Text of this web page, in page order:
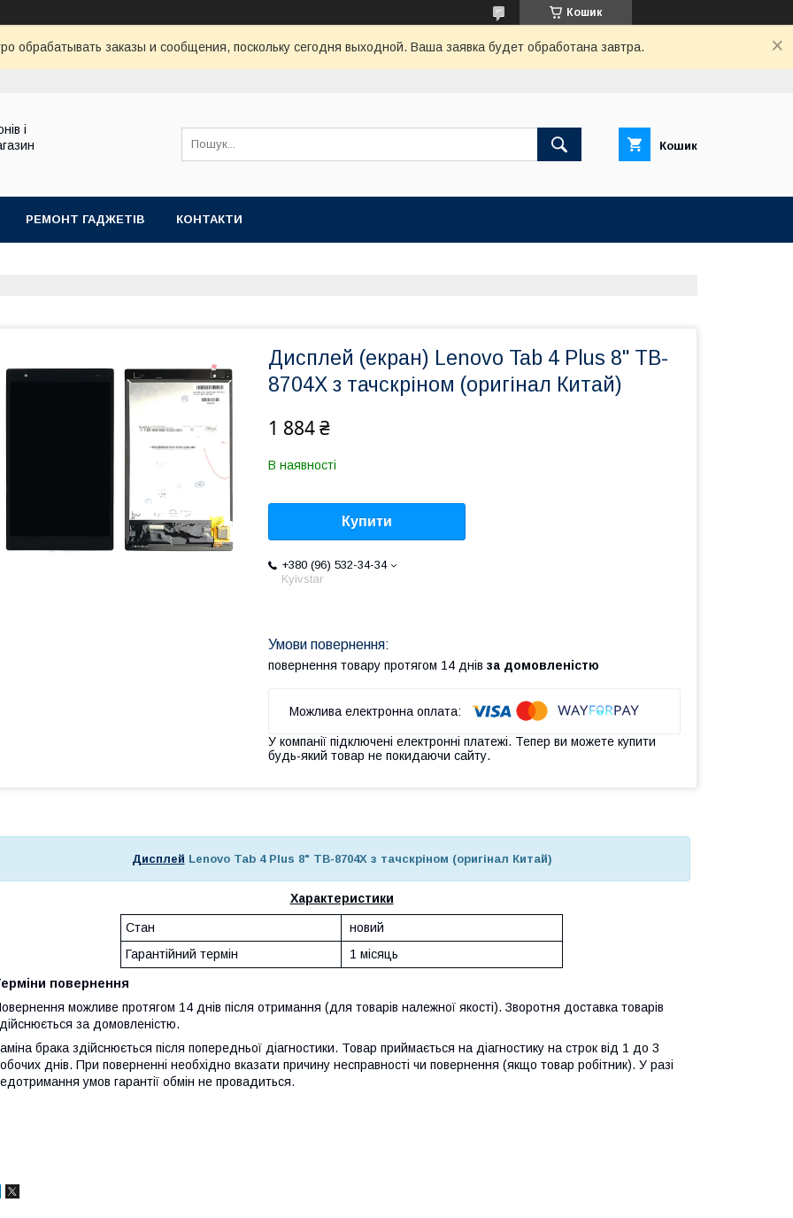
Кошик
обрабатывать заказы и сообщения, поскольку сегодня выходной. Ваша заявка будет обработана завтра.
і
Кошик
РЕМОНТ ГАДЖЕТІВ КОНТАКТИ
Дисплей (екран) Lenovo Tab 4 Plus 8" TB-
8704X з тачскріном (оригінал Китай)
1 884 ₴
В наявності
Купити
+380 (96) 532-34-34
Kyivstar
повернення товару протягом 14 днів за домовленістю
У компанії підключені електронні платежі. Тепер ви можете купити
будь-який товар не покидаючи сайту.
Дисплей Lenovo Tab 4 Plus 8" TB-8704X з тачскріном (оригінал Китай)
Характеристики
Стан
новий
Гарантійний термін
1 місяць
повернення
можливе протягом 14 днів після отримання (для товарів належної якості). Зворотня доставка товарів
за домовленістю.
брака здійснюється після попередньої діагностики. Товар приймається на діагностику на строк від 1 до 3
днів. При поверненні необхідно вказати причину несправності чи повернення (якщо товар робітник). У разі
умов гарантії обмін не провадиться.